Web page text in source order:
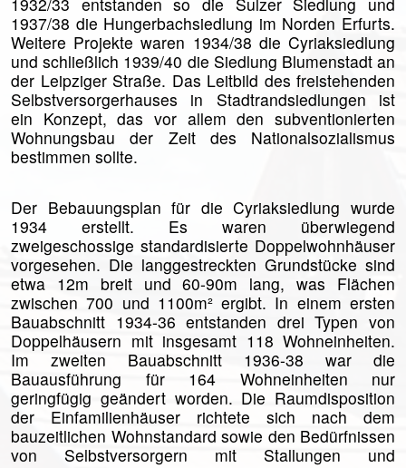
1937/38 die Hungerbachsiedlung im Norden Erfurts.
Weitere Projekte waren 1934/38 die Cyriaksiedlung
und schließlich 1939/40 die Siedlung Blumenstadt an
der Leipziger Straße. Das Leitbild des freistehenden
Selbstversorgerhauses in Stadt­randsiedlungen ist
ein Konzept, das vor allem den subventionierten
Wohnungsbau der Zeit des Nationalsozialismus
bestimmen sollte.
Der Bebauungsplan für die Cyriaksiedlung wurde
1934 erstellt. Es waren überwiegend
zweigeschossige standardisierte Doppelwohnhäuser
vorgesehen. Die langgestreckten Grundstücke sind
etwa 12m breit und 60-90m lang, was Flächen
zwischen 700 und 1100m² ergibt. In einem ersten
Bauabschnitt 1934-36 entstanden drei Typen von
Doppelhäusern mit insgesamt 118 Wohneinheiten.
Im zweiten Bauabschnitt 1936-38 war die
Bauausführung für 164 Wohneinheiten nur
geringfügig geändert worden. Die Raumdisposition
der Einfamilienhäuser richtete sich nach dem
bauzeitlichen Wohnstandard sowie den Bedürfnissen
von Selbstversorgern mit Stallungen und